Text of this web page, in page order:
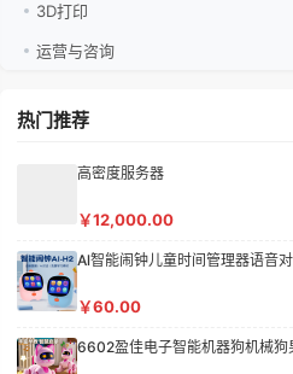
3D打印
运营与咨询
热门推荐
高密度服务器
￥12,000.00
Al智能闹钟儿童时间管理器语音
￥60.00
6602盈佳电子智能机器狗机械